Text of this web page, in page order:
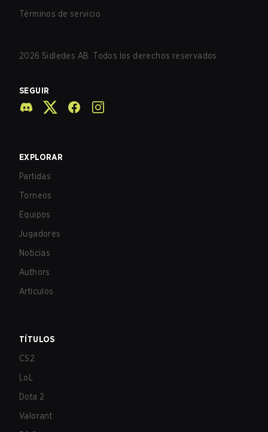
Términos de servicio
2026 Sidledes AB. Todos los derechos reservados.
SEGUIR
EXPLORAR
Partidas
Torneos
Equipos
Jugadores
Noticias
Authors
Artículos
TÍTULOS
CS2
LoL
Dota 2
Valorant